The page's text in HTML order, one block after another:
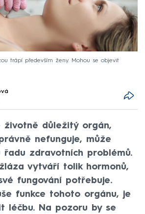
trápí především ženy. Mohou se objevit
životně důležitý orgán,
nefunguje, může
řadu zdravotních problémů.
vytváří tolik hormonů,
fungování potřebuje.
funkce tohoto orgánu, je
léčbu. Na pozoru by se